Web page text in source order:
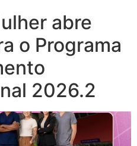
abre
o Programa
2026.2